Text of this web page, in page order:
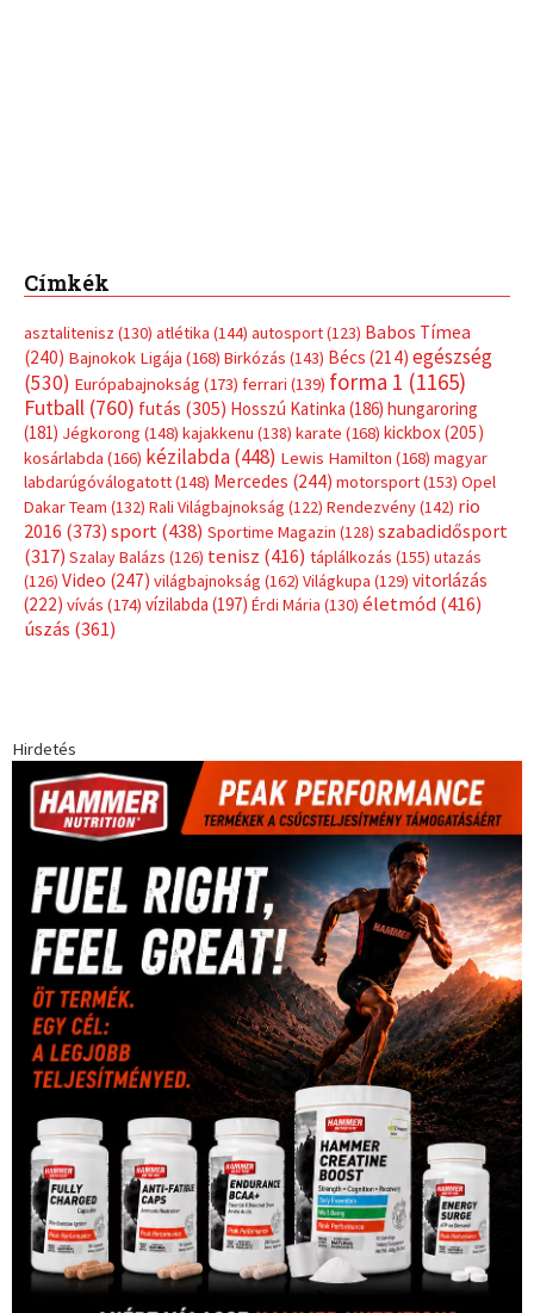
Címkék
(181)Jégkorong(148)kajakkenu(138)karate(168)kickbox(205)
kosárlabda(166)kézilabda(448)Lewis Hamilton(168) magyar
labdarúgóválogatott
(148) Mercedes (244)motorsport(153)Opel
Dakar Team(132)Rali Világbajnokság(122)Rendezvény(142)rio
Sportime Magazin(128) szabadidősport
(317) Szalay Balázs (126)tenisz(416)táplálkozás(155)utazás
(126) Video(247)világbajnokság (162)Világkupa(129)vitorlázás
(222)vívás(174) vízilabda(197) Érdi Mária(130)életmód(416)
úszás(361)
Hirdetés